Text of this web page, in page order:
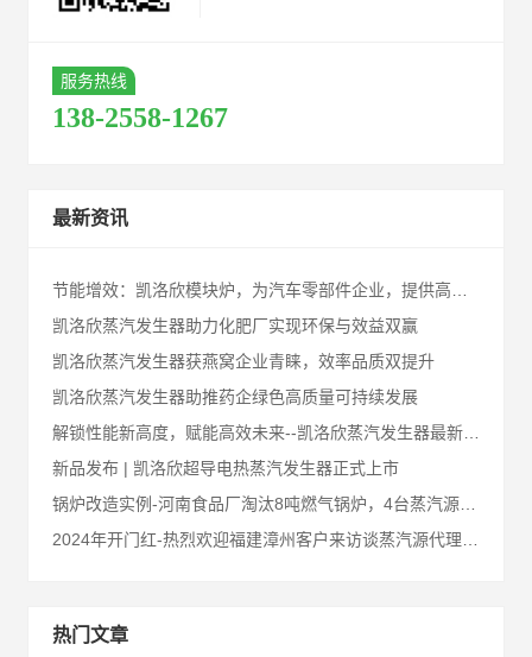
服务热线
138-2558-1267
最新资讯
凯洛欣蒸汽发生器助力化肥厂实现环保与效益双赢
凯洛欣蒸汽发生器获燕窝企业青睐，效率品质双提升
凯洛欣蒸汽发生器助推药企绿色高质量可持续发展
解锁性能新高度，赋能高效未来--凯洛欣蒸汽发生器最新升级汇总
新品发布 | 凯洛欣超导电热蒸汽发生器正式上市
锅炉改造实例-河南食品厂淘汰8吨燃气锅炉，4台蒸汽源来替代
热门文章